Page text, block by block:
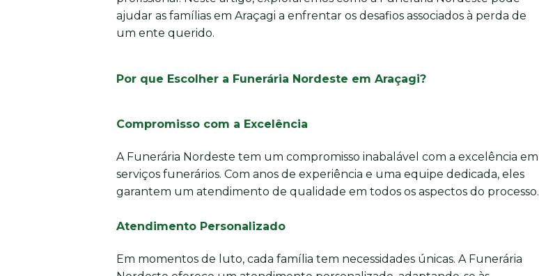
ajudar as famílias em Araçagi a enfrentar os desafios associados à perda de
um ente querido.
Por que Escolher a Funerária Nordeste em Araçagi?
Compromisso com a Excelência
A Funerária Nordeste tem um compromisso inabalável com a excelência em
serviços funerários. Com anos de experiência e uma equipe dedicada, eles
garantem um atendimento de qualidade em todos os aspectos do processo.
Atendimento Personalizado
Em momentos de luto, cada família tem necessidades únicas. A Funerária